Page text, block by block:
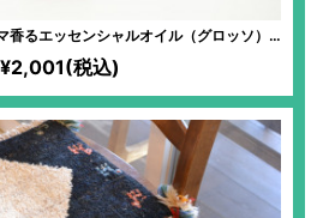
香るエッセンシャルオイル（グロッソ）
10ml
¥2,001(税込)